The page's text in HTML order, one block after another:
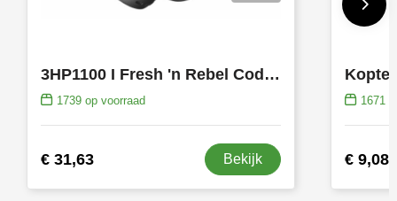
3HP1100 I Fresh 'n Rebel Code Fuse Draadloze on-ear koptelefoon
1739op voorraad
€ 31,63 Bekijk
1671
€ 9,08